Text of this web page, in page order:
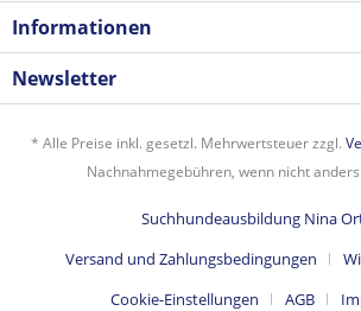
Informationen
Newsletter
* Alle Preise inkl. gesetzl. Mehrwertsteuer zzgl.
Nachnahmegebühren, wenn nicht
Suchhundeausbildung Nina
Versand und Zahlungsbedingungen
Cookie-Einstellungen
AGB